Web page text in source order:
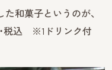
和菓子というのが、
・税込 ※1ドリンク付